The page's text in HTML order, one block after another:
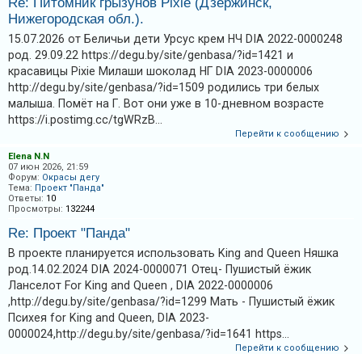
т
в
е
т
о
в
А
к
т
и
в
н
ы
е
т
е
Нижегородская обл.).
15.07.2026 от Беличьи дети Урсус крем НЧ DIA 2022-0000248
род. 29.09.22 https://degu.by/site/genbasa/?id=1421 и
красавицы Pixie Милаши шоколад НГ DIA 2023-0000006
http://degu.by/site/genbasa/?id=1509 родились три белых
малыша. Помёт на Г. Вот они уже в 10-дневном возрасте
https://i.postimg.cc/tgWRzB...
Перейти к сообщению
Elena N.N
07 июн 2026, 21:59
Форум: Окрасы дегу
Тема: Проект "Панда"
Ответы: 10
Просмотры: 132244
Re: Проект "Панда"
В проекте планируется использовать King and Queen Няшка
род.14.02.2024 DIA 2024-0000071 Отец- Пушистый ёжик
Ланселот For King and Queen , DIA 2022-0000006
,http://degu.by/site/genbasa/?id=1299 Мать - Пушистый ёжик
Психея for King and Queen, DIA 2023-
0000024,http://degu.by/site/genbasa/?id=1641 https...
Перейти к сообщению